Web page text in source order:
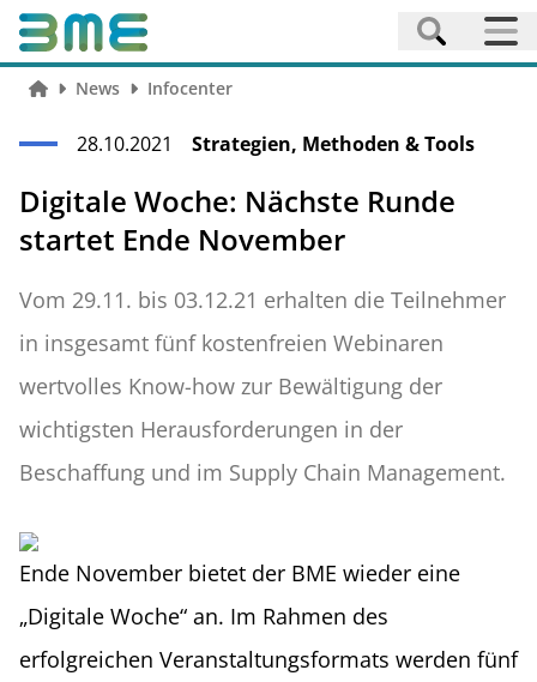
News Infocenter
28.10.2021 Strategien, Methoden & Tools
Digitale Woche: Nächste Runde
startet Ende November
Vom 29.11. bis 03.12.21 erhalten die Teilnehmer
in insgesamt fünf kostenfreien Webinaren
wertvolles Know-how zur Bewältigung der
wichtigsten Herausforderungen in der
Beschaffung und im Supply Chain Management.
Ende November bietet der BME wieder eine
„Digitale Woche“ an. Im Rahmen des
erfolgreichen Veranstaltungsformats werden fünf